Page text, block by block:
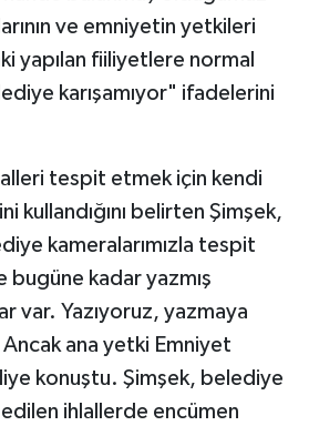
ve emniyetin yetkileri
yapılan fiiliyetlere normal
karışamıyor" ifadelerini
tespit etmek için kendi
kullandığını belirten Şimşek,
kameralarımızla tespit
kadar yazmış
var. Yazıyoruz, yazmaya
ana yetki Emniyet
konuştu. Şimşek, belediye
ihlallerde encümen